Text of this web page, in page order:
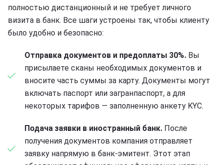
полностью дистанционный и не требует личного
визита в банк. Все шаги устроены так, чтобы клиенту
было удобно и безопасно:
Отправка документов и предоплаты 30%. Вы
присылаете сканы необходимых документов и
вносите часть суммы за карту. Документы могут
включать паспорт или загранпаспорт, а для
некоторых тарифов — заполненную анкету KYC.
Подача заявки в иностранный банк. После
получения документов компания отправляет
заявку напрямую в банк-эмитент. Этот этап